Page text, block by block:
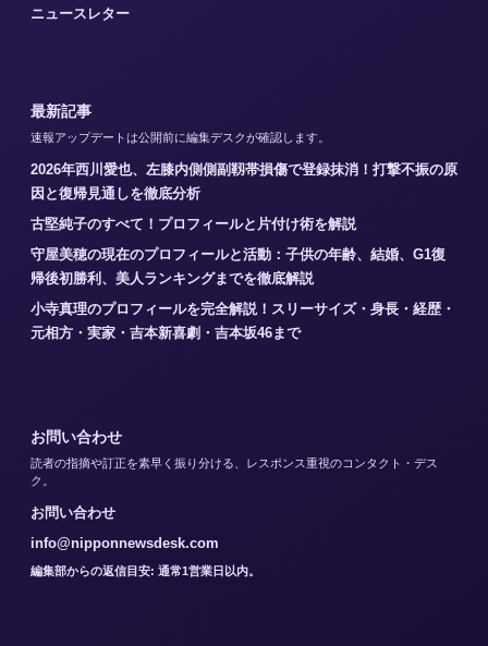
ニュースレター
最新記事
速報アップデートは公開前に編集デスクが確認します。
2026年西川愛也、左膝内側側副靱帯損傷で登録抹消！打撃不振の原
因と復帰見通しを徹底分析
古堅純子のすべて！プロフィールと片付け術を解説
守屋美穂の現在のプロフィールと活動：子供の年齢、結婚、G1復
帰後初勝利、美人ランキングまでを徹底解説
小寺真理のプロフィールを完全解説！スリーサイズ・身長・経歴・
元相方・実家・吉本新喜劇・吉本坂46まで
お問い合わせ
読者の指摘や訂正を素早く振り分ける、レスポンス重視のコンタクト・デス
ク。
お問い合わせ
info@nipponnewsdesk.com
編集部からの返信目安: 通常1営業日以内。